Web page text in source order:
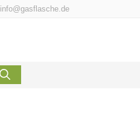
info@gasflasche.de